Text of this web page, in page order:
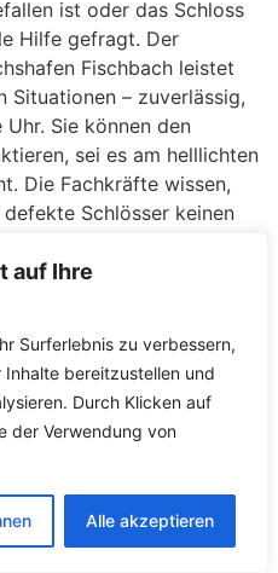
auf Ihre
Surferlebnis zu verbessern,
bereitzustellen und
Durch Klicken auf
der Verwendung von
Alle akzeptieren
ist oder das Schloss
Hilfe gefragt. Der
Fischbach leistet
Situationen – zuverlässig,
Sie können den
sei es am helllichten
Die Fachkräfte wissen,
Schlösser keinen
sind die Fachkräfte
um das Problem zu
unaufmerksam, und die
der Schlüssel noch
das jedem passieren
Mitarbeiter öffnen
Fischbach täglich
Handgriffe. Meist gelingt
jegliche Beschädigung